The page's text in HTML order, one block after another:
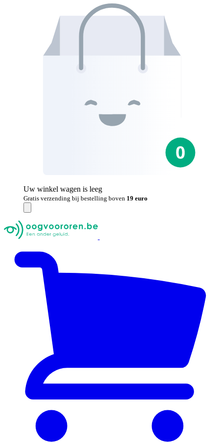
Uw winkel wagen is leeg
Gratis verzending bij bestelling boven 19 euro